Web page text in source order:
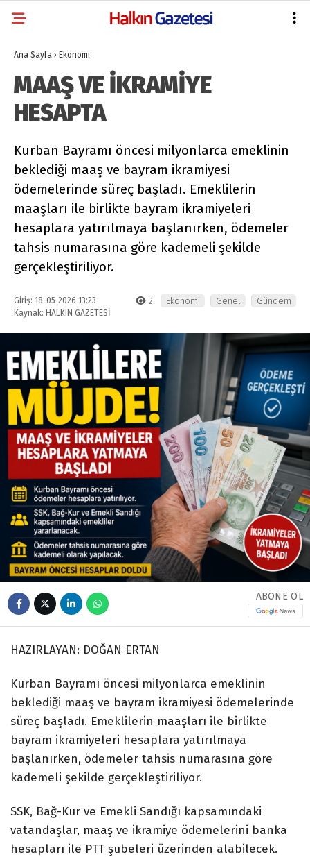
Ana Sayfa › Ekonomi
MAAŞ VE İKRAMİYE
HESAPTA
Kurban Bayramı öncesi milyonlarca emeklinin
beklediği maaş ve bayram ikramiyesi
ödemelerinde süreç başladı. Emeklilerin
maaşları ile birlikte bayram ikramiyeleri
hesaplara yatırılmaya başlanırken, ödemeler
tahsis numarasına göre kademeli şekilde
gerçekleştiriliyor.
Giriş: 18-05-2026 13:23
Kaynak: HALKIN GAZETESİ
2 Ekonomi Genel Gündem
ABONE OL
HAZIRLAYAN: DOĞAN ERTAN
Kurban Bayramı öncesi milyonlarca emeklinin
beklediği maaş ve bayram ikramiyesi ödemelerinde
süreç başladı. Emeklilerin maaşları ile birlikte
bayram ikramiyeleri hesaplara yatırılmaya
başlanırken, ödemeler tahsis numarasına göre
kademeli şekilde gerçekleştiriliyor.
SSK, Bağ-Kur ve Emekli Sandığı kapsamındaki
vatandaşlar, maaş ve ikramiye ödemelerini banka
hesapları ile PTT şubeleri üzerinden alabilecek.